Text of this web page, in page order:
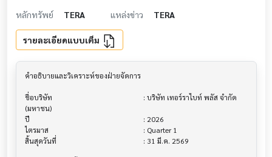
หลักทรัพย์ TERA แหล่งข่าว TERA
รายละเอียดแบบเต็ม
คำอธิบายและวิเคราะห์ของฝ่ายจัดการ
ชื่อบริษัท                               			 : บริษัท เทอร์ราไบท์ พลัส จำกัด
(มหาชน)
ปี                                     			 : 2026
ไตรมาส                                			 : Quarter 1
สิ้นสุดวันที่                              			 : 31 มี.ค. 2569